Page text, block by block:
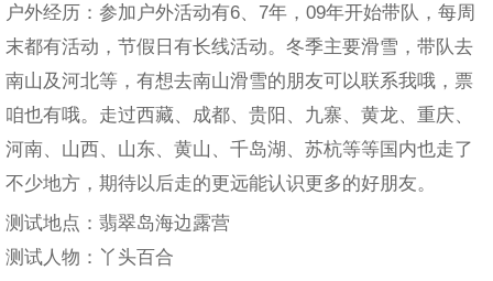
户外经历：参加户外活动有6、7年，09年开始带队，每周
末都有活动，节假日有长线活动。冬季主要滑雪，带队去
南山及河北等，有想去南山滑雪的朋友可以联系我哦，票
咱也有哦。走过西藏、成都、贵阳、九寨、黄龙、重庆、
河南、山西、山东、黄山、千岛湖、苏杭等等国内也走了
不少地方，期待以后走的更远能认识更多的好朋友。
测试地点：翡翠岛海边露营
测试人物：丫头百合